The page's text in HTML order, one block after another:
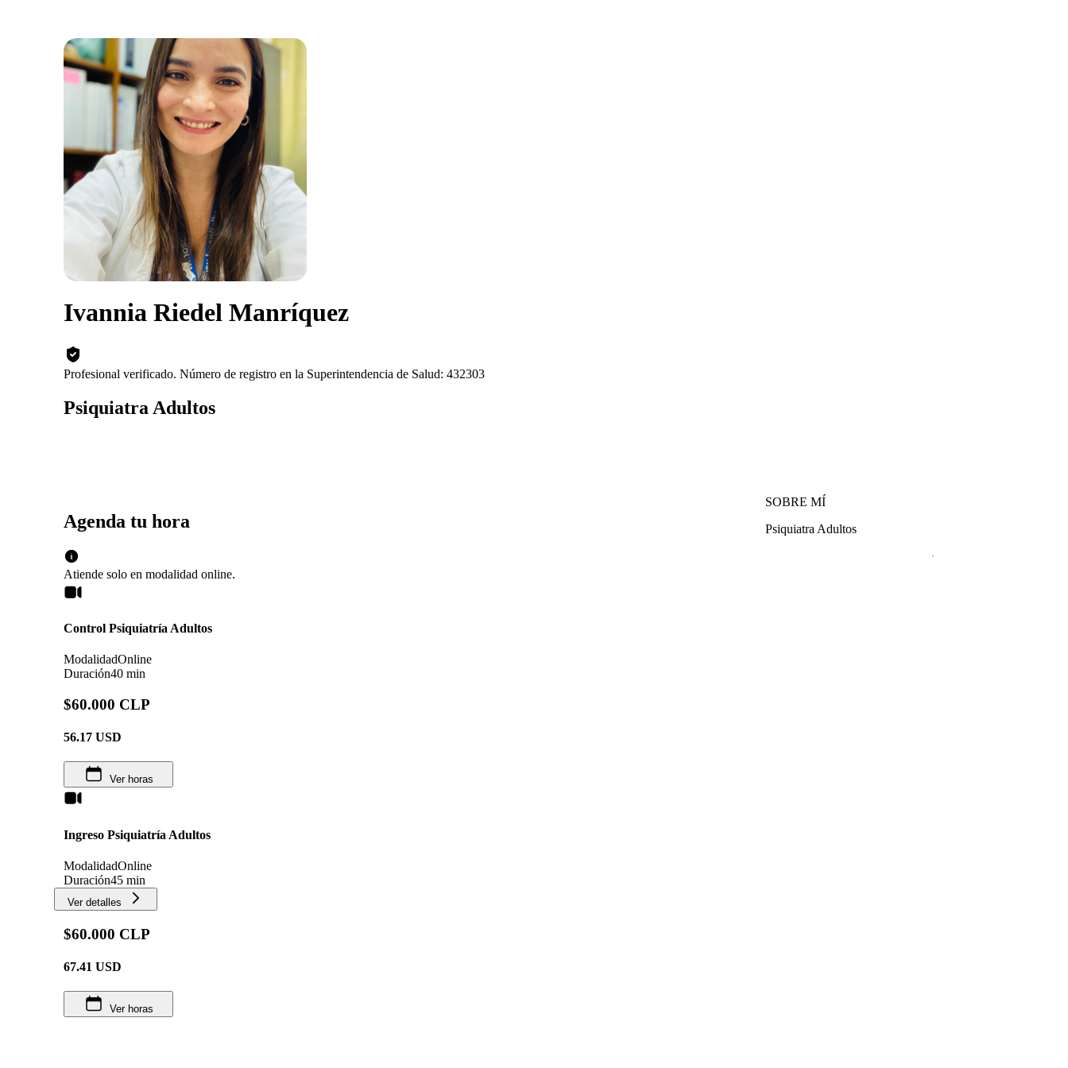
Ivannia Riedel Manríquez
Profesional verificado. Número de registro en la Superintendencia de Salud: 432303
Psiquiatra Adultos
Agenda tu hora
Atiende solo en modalidad online.
Control Psiquiatría Adultos
ModalidadOnline
Duración40 min
$60.000 CLP
56.17 USD
Ver horas
Ingreso Psiquiatría Adultos
ModalidadOnline
Duración45 min
Ver detalles
$60.000 CLP
67.41 USD
Ver horas
SOBRE MÍ
Psiquiatra Adultos